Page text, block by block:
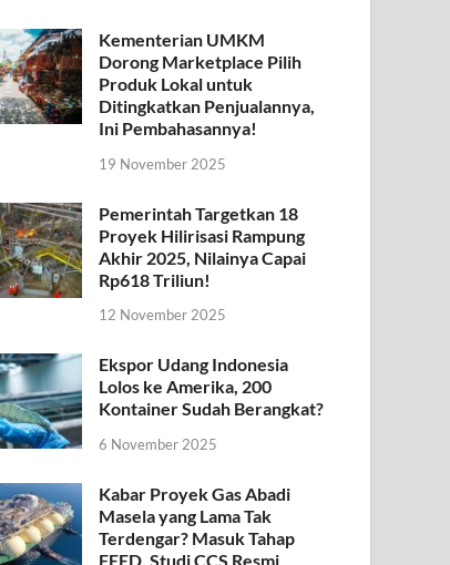
Kementerian UMKM
Dorong Marketplace Pilih
Produk Lokal untuk
Ditingkatkan Penjualannya,
Ini Pembahasannya!
19 November 2025
Pemerintah Targetkan 18
Proyek Hilirisasi Rampung
Akhir 2025, Nilainya Capai
Rp618 Triliun!
12 November 2025
Ekspor Udang Indonesia
Lolos ke Amerika, 200
Kontainer Sudah Berangkat?
6 November 2025
Kabar Proyek Gas Abadi
Masela yang Lama Tak
Terdengar? Masuk Tahap
FEED, Studi CCS Resmi